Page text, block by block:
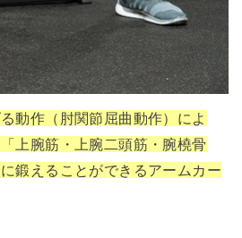
動作（肘関節屈曲動作）によ
上腕筋・上腕二頭筋・腕橈骨
鍛えることができるアームカー